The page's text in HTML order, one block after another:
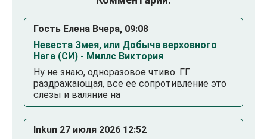
Гость Елена Вчера, 09:08
Невеста Змея, или Добыча верховного
Нага (СИ) - Миллс Виктория
Ну не знаю, одноразовое чтиво. ГГ
раздражающая, все ее сопротивление это
слезы и валяние на
Inkun 27 июля 2026 12:52